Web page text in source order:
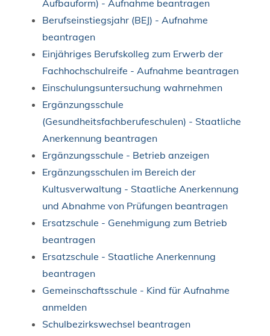
Aufbauform) - Aufnahme beantragen
Berufseinstiegsjahr (BEJ) - Aufnahme
beantragen
Einjähriges Berufskolleg zum Erwerb der
Fachhochschulreife - Aufnahme beantragen
Einschulungsuntersuchung wahrnehmen
Ergänzungsschule
(Gesundheitsfachberufeschulen) - Staatliche
Anerkennung beantragen
Ergänzungsschule - Betrieb anzeigen
Ergänzungsschulen im Bereich der
Kultusverwaltung - Staatliche Anerkennung
und Abnahme von Prüfungen beantragen
Ersatzschule - Genehmigung zum Betrieb
beantragen
Ersatzschule - Staatliche Anerkennung
beantragen
Gemeinschaftsschule - Kind für Aufnahme
anmelden
Schulbezirkswechsel beantragen